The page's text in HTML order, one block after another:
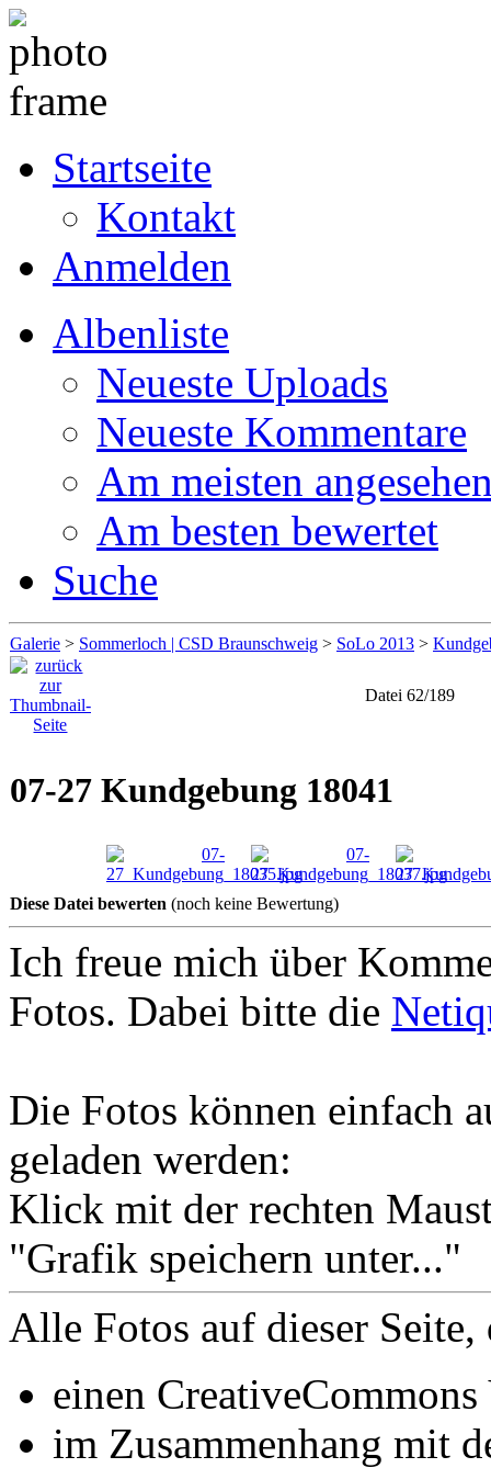
Startseite
Kontakt
Anmelden
Albenliste
Neueste Uploads
Neueste Kommentare
Am meisten
Am besten bewertet
Suche
Galerie > Sommerloch | CSD Braunschweig > SoLo 2013 >
Datei 62/189
07-27 Kundgebung 18041
Diese Datei bewerten (noch keine Bewertung)
Ich freue mich über
Fotos. Dabei bitte die
Die Fotos können einfach
geladen werden:
Klick mit der rechten
"Grafik speichern unter..."
Alle Fotos auf dieser Seite,
einen
im Zusammenhang mit